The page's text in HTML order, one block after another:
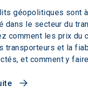
géopolitiques sont
dans le secteur du
comment les prix du
transporteurs et la
et comment y